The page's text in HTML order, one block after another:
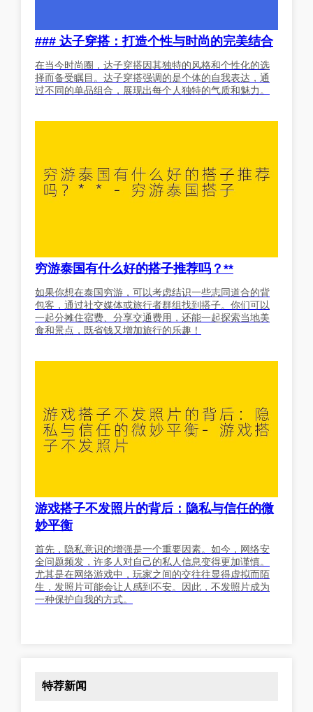
### 达子穿搭：打造个性与时尚的完美结合
在当今时尚圈，达子穿搭因其独特的风格和个性化的选
择而备受瞩目。达子穿搭强调的是个体的自我表达，通
过不同的单品组合，展现出每个人独特的气质和魅力。
穷游泰国有什么好的搭子推荐吗？**
如果你想在泰国穷游，可以考虑结识一些志同道合的背
包客，通过社交媒体或旅行者群组找到搭子。你们可以
一起分摊住宿费、分享交通费用，还能一起探索当地美
食和景点，既省钱又增加旅行的乐趣！
游戏搭子不发照片的背后：隐私与信任的微
妙平衡
首先，隐私意识的增强是一个重要因素。如今，网络安
全问题频发，许多人对自己的私人信息变得更加谨慎。
尤其是在网络游戏中，玩家之间的交往往显得虚拟而陌
生，发照片可能会让人感到不安。因此，不发照片成为
一种保护自我的方式。
特荐新闻